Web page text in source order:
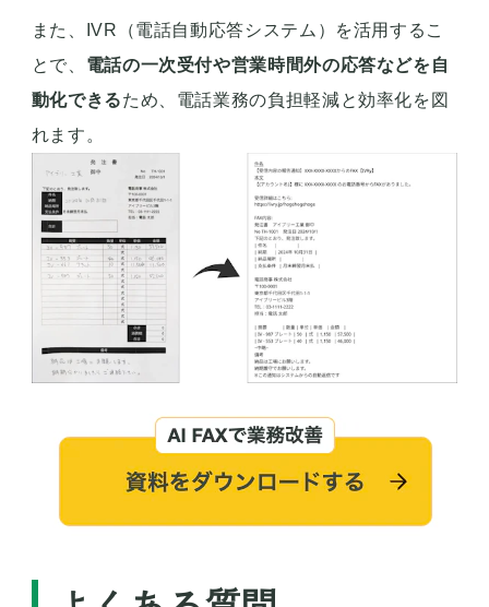
また、IVR（電話自動応答システム）を活用するこ
とで、 電話の一次受付や営業時間外の応答などを自
動化できるため、電話業務の負担軽減と効率化を図
れます。